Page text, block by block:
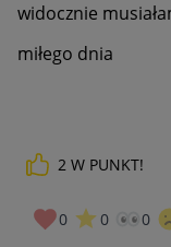
widocznie
miłego dnia
2 W PUNKT!
0 0 0